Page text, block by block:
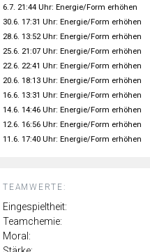
TEAMWERTE:
Eingespieltheit:
Teamchemie:
Moral:
6.7. 21:44 Uhr: Energie/Form erhöhen
30.6. 17:31 Uhr: Energie/Form erhöhen
28.6. 13:52 Uhr: Energie/Form erhöhen
25.6. 21:07 Uhr: Energie/Form erhöhen
22.6. 22:41 Uhr: Energie/Form erhöhen
20.6. 18:13 Uhr: Energie/Form erhöhen
16.6. 13:31 Uhr: Energie/Form erhöhen
14.6. 14:46 Uhr: Energie/Form erhöhen
12.6. 16:56 Uhr: Energie/Form erhöhen
11.6. 17:40 Uhr: Energie/Form erhöhen